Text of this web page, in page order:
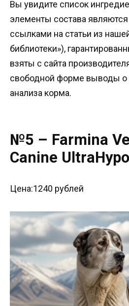
Вы увидите список
элементы состава
ссылками на статьи из
библиотеки»),
взяты с сайта
свободной форме выводы о
анализа корма.
№5 – Farmina
Canine UltraHypo
Цена:1240 рублей